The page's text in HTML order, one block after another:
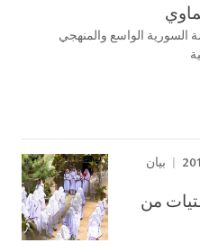
السورية الواسع والمنهجي
بيان
من